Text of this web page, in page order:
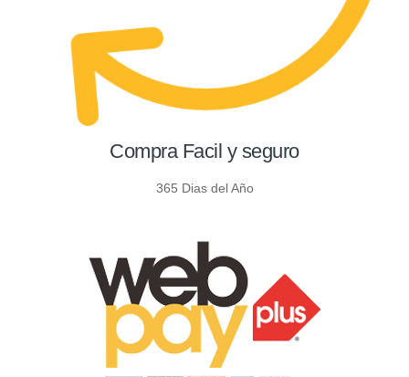
Compra Facil y seguro
365 Dias del Año